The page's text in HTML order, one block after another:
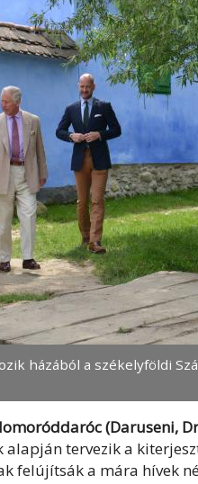
házából a székelyföldi
(Daruseni,
tervezik a
felújítsák a mára hívek